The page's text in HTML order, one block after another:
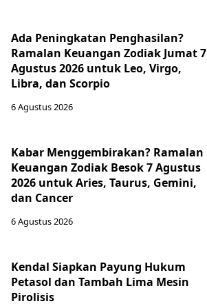
Ada Peningkatan Penghasilan?
Ramalan Keuangan Zodiak Jumat 7
Agustus 2026 untuk Leo, Virgo,
Libra, dan Scorpio
6 Agustus 2026
Kabar Menggembirakan? Ramalan
Keuangan Zodiak Besok 7 Agustus
2026 untuk Aries, Taurus, Gemini,
dan Cancer
6 Agustus 2026
Kendal Siapkan Payung Hukum
Petasol dan Tambah Lima Mesin
Pirolisis